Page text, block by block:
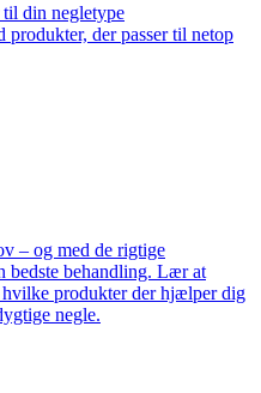
din negletype
produkter, der passer til netop
– og med de rigtige
bedste behandling. Lær at
produkter der hjælper dig
negle.